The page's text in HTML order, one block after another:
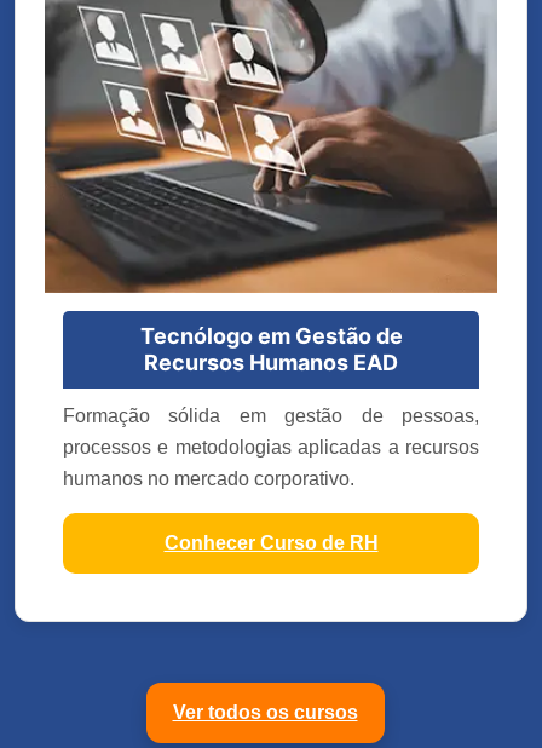
Tecnólogo em Gestão de
Recursos Humanos EAD
Formação sólida em gestão de pessoas,
processos e metodologias aplicadas a recursos
humanos no mercado corporativo.
Conhecer Curso de RH
Ver todos os cursos